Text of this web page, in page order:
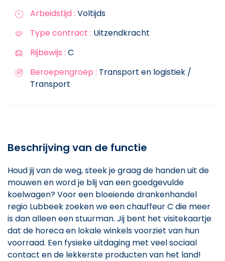
Arbeidstijd : Voltijds
Type contract : Uitzendkracht
Rijbewijs : C
Beroepengroep : Transport en logistiek /
Transport
Beschrijving van de functie
Houd jij van de weg, steek je graag de handen uit de
mouwen en word je blij van een goedgevulde
koelwagen? Voor een bloeiende drankenhandel
regio Lubbeek zoeken we een chauffeur C die meer
is dan alleen een stuurman. Jij bent het visitekaartje
dat de horeca en lokale winkels voorziet van hun
voorraad. Een fysieke uitdaging met veel sociaal
contact en de lekkerste producten van het land!